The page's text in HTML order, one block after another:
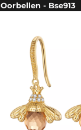
Oorbellen - Bse913